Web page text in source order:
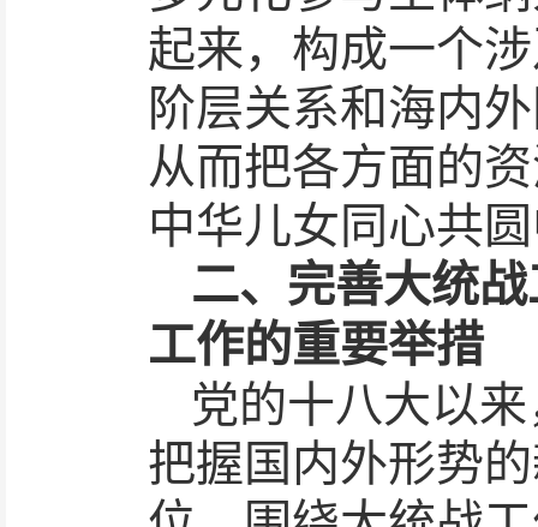
起来，构成一个
阶层关系和海内
从而把各方面的
中华儿女同心共
二、完善大统
工作的重要举措
党的十八大以
把握国内外形势